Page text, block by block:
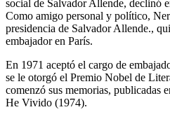
social de Salvador Allende, declinó
Como amigo personal y político,
presidencia de Salvador Allende.,
embajador en París.
En 1971 aceptó el cargo de
se le otorgó el Premio Nobel de
comenzó sus memorias, publicadas
He Vivido (1974).